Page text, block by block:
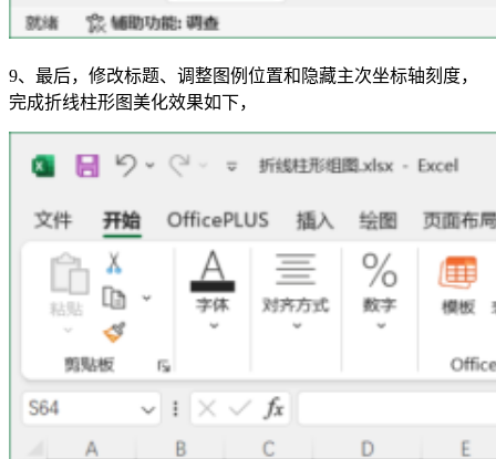
9、最后，修改标题、调整图例位置和隐藏主次坐标轴刻度，
完成折线柱形图美化效果如下，